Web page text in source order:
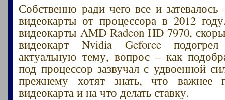
Собственно ради чего все и
видеокарты от процессора в 2012
видеокарты AMD Radeon HD 7970,
видеокарт Nvidia Geforce
актуальную тему, вопрос – как
под процессор зазвучал с удвоенной
прежнему хотят знать, что важнее
видеокарта и на что делать ставку.